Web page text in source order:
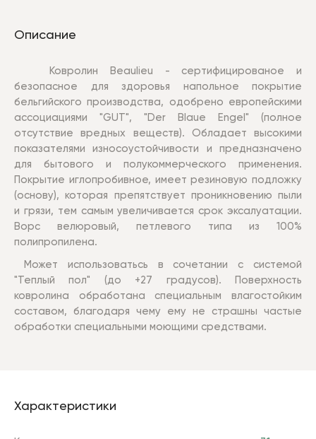
Описание
Ковролин Beaulieu - сертифицированое и
безопасное для здоровья напольное покрытие
бельгийского производства, одобрено европейскими
ассоциациями "GUT", "Der Blaue Engel" (полное
отсутствие вредных веществ). Обладает высокими
показателями износоустойчивости и предназначено
для бытового и полукоммерческого применения.
Покрытие иглопробивное, имеет резиновую подложку
(основу), которая препятствует проникновению пыли
и грязи, тем самым увеличивается срок эксалуатации.
Ворс велюровый, петлевого типа из 100%
полипропилена.
Может использоватьсь в сочетании с системой
"Теплый пол" (до +27 градусов).
Поверхность
ковролина обработана специальным влагостойким
составом, благодаря чему ему не страшны частые
обработки специальными моющими средствами.
Характеристики